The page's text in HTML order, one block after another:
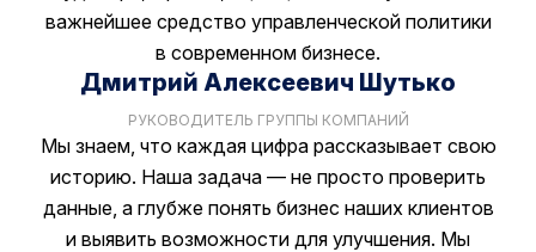
важнейшее средство управленческой политики
в современном бизнесе.
Дмитрий Алексеевич Шутько
РУКОВОДИТЕЛЬ ГРУППЫ КОМПАНИЙ
Мы знаем, что каждая цифра рассказывает свою
историю. Наша задача — не просто проверить
данные, а глубже понять бизнес наших клиентов
и выявить возможности для улучшения. Мы
Сообщение
Согалсен сполитикой обработки
персональных данных.
Согалсен с
политикой
конфиденциальности.
ОТПРАВИТЬ